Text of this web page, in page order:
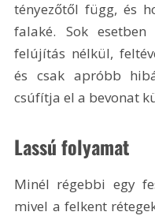
tényezőtől függ, és
falaké. Sok
felújítás nélkül,
és csak apróbb
csúfítja el a bevonat
Lassú folyamat
Minél régebbi egy
mivel a felkent